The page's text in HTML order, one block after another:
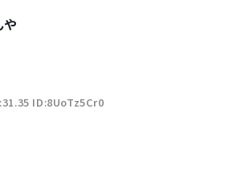
や
ID:8UoTz5Cr0